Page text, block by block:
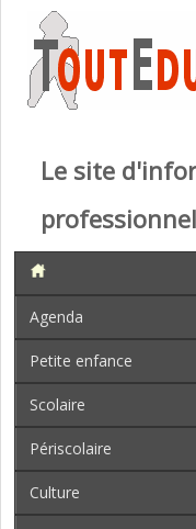
Le site
Agenda
Petite enfance
Scolaire
Périscolaire
Culture